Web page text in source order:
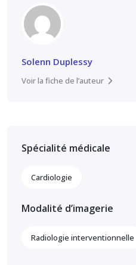
Solenn Duplessy
Voir la fiche de l’auteur
Spécialité médicale
Cardiologie
Modalité d’imagerie
Radiologie interventionnelle